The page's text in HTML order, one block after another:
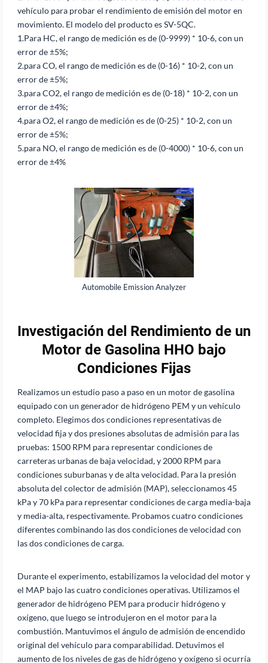
vehículo para probar el rendimiento de emisión del motor en
movimiento. El modelo del producto es SV-5QC.
1.Para HC, el rango de medición es de (0-9999) * 10-6, con un
error de ±5%;
2.para CO, el rango de medición es de (0-16) * 10-2, con un
error de ±5%;
3.para CO2, el rango de medición es de (0-18) * 10-2, con un
error de ±4%;
4.para O2, el rango de medición es de (0-25) * 10-2, con un
error de ±5%;
5.para NO, el rango de medición es de (0-4000) * 10-6, con un
error de ±4%
Automobile Emission Analyzer
Investigación del Rendimiento de un
Motor de Gasolina HHO bajo
Condiciones Fijas
Realizamos un estudio paso a paso en un motor de gasolina
equipado con un generador de hidrógeno PEM y un vehículo
completo. Elegimos dos condiciones representativas de
velocidad fija y dos presiones absolutas de admisión para las
pruebas: 1500 RPM para representar condiciones de
carreteras urbanas de baja velocidad, y 2000 RPM para
condiciones suburbanas y de alta velocidad. Para la presión
absoluta del colector de admisión (MAP), seleccionamos 45
kPa y 70 kPa para representar condiciones de carga media-baja
y media-alta, respectivamente. Probamos cuatro condiciones
diferentes combinando las dos condiciones de velocidad con
las dos condiciones de carga.
Durante el experimento, estabilizamos la velocidad del motor y
el MAP bajo las cuatro condiciones operativas. Utilizamos el
generador de hidrógeno PEM para producir hidrógeno y
oxígeno, que luego se introdujeron en el motor para la
combustión. Mantuvimos el ángulo de admisión de encendido
original del vehículo para comparabilidad. Detuvimos el
aumento de los niveles de gas de hidrógeno y oxígeno si ocurría